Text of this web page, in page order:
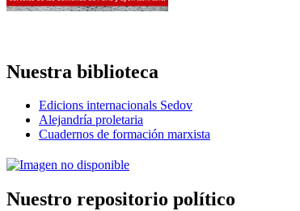
Nuestra biblioteca
Edicions internacionals Sedov
Alejandría proletaria
Cuadernos de formación marxista
Nuestro repositorio político